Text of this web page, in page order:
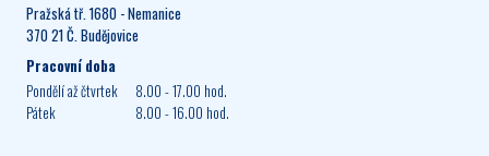
Pražská tř. 1680 - Nemanice
370 21 Č. Budějovice
Pracovní doba
Pondělí až čtvrtek
8.00 - 17.00 hod.
Pátek
8.00 - 16.00 hod.